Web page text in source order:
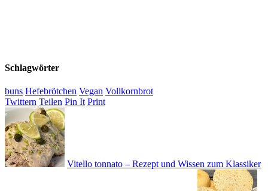
Schlagwörter
buns Hefebrötchen Vegan Vollkornbrot
Twittern Teilen Pin It Print
Vitello tonnato – Rezept und Wissen zum Klassiker